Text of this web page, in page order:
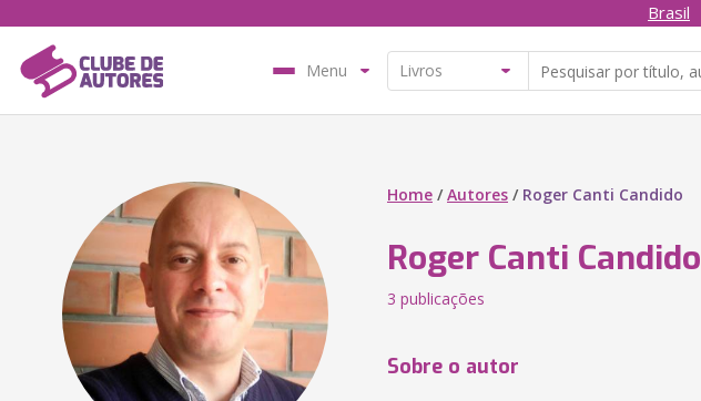
Brasil
Menu
Home /Autores / Roger Canti Candido
Roger Canti Candido
3 publicações
Sobre o autor